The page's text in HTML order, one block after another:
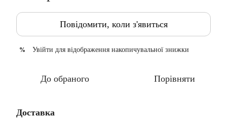
Повідомити, коли з'явиться
% Увійти для відображення накопичувальної знижки
До обраного Порівняти
Доставка